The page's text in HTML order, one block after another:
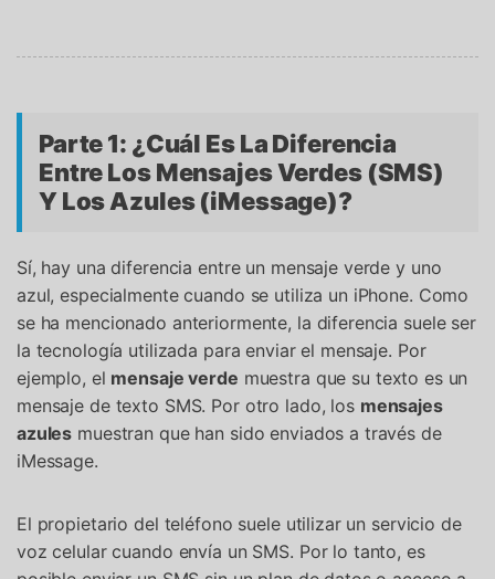
Parte 1: ¿Cuál Es La Diferencia
Entre Los Mensajes Verdes (SMS)
Y Los Azules (iMessage)?
Sí, hay una diferencia entre un mensaje verde y uno
azul, especialmente cuando se utiliza un iPhone. Como
se ha mencionado anteriormente, la diferencia suele ser
la tecnología utilizada para enviar el mensaje. Por
ejemplo, el mensaje verde muestra que su texto es un
mensaje de texto SMS. Por otro lado, los mensajes
azules muestran que han sido enviados a través de
iMessage.
El propietario del teléfono suele utilizar un servicio de
voz celular cuando envía un SMS. Por lo tanto, es